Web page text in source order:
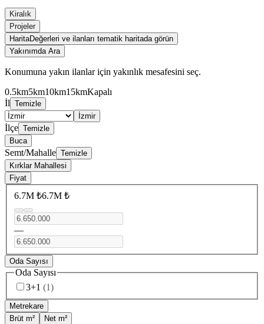
Kiralık
Projeler
HaritaDeğerleri ve ilanları tematik haritada görün
Yakınımda Ara
Konumuna yakın ilanlar için yakınlık mesafesini seç.
0.5km5km10km15kmKapalı
İl Temizle
İzmir
İlçe Temizle
Buca
Semt/Mahalle Temizle
Kırklar Mahallesi
Fiyat
6.7M ₺6.7M ₺
—
Oda Sayısı
Oda Sayısı
3+1 (1)
Metrekare
Brüt m²
Net m²